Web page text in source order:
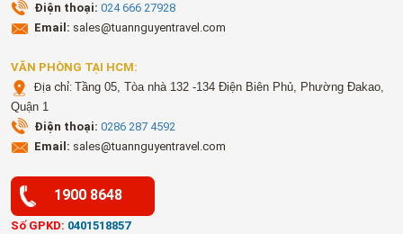
Điện thoại: 024 666 27928
Email: sales@tuannguyentravel.com
VĂN PHÒNG TẠI HCM:
Địa chỉ:Tầng 05, Tòa nhà 132 -134 Điện Biên Phủ, Phường Đakao,
Quận 1
Điện thoại: 0286 287 4592
Email: sales@tuannguyentravel.com
1900 8648
Số GPKD: 0401518857